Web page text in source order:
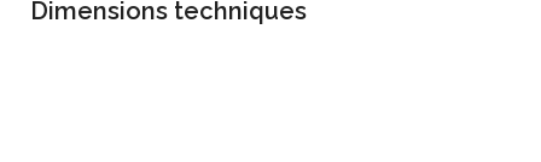
Dimensions techniques